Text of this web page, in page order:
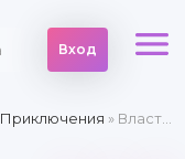
Вход
Приключения » Властелин Морморы